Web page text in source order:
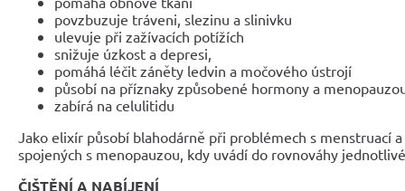
povzbuzuje tráveni, slezinu a slinivku
ulevuje při zažívacích potížích
snižuje úzkost a depresi,
pomáhá léčit záněty ledvin a močového ústrojí
působí na příznaky způsobené hormony a
zabírá na celulitidu
Jako elixír působí blahodárně při problémech s menstruací
spojených s menopauzou, kdy uvádí do rovnováhy
ČIŠTĚNÍ A NABÍJENÍ